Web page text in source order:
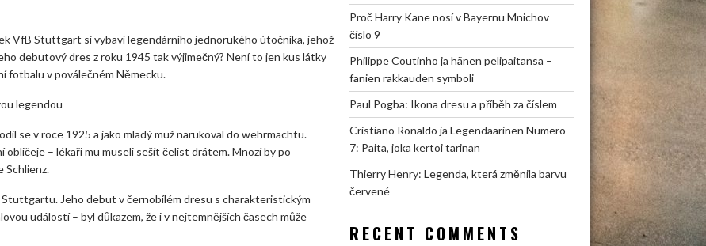
VfB Stuttgart si vybaví legendárního jednorukého útočníka, jehož
debutový dres z roku 1945 tak výjimečný? Není to jen kus látky
fotbalu v poválečném Německu.
legendou
se v roce 1925 a jako mladý muž narukoval do wehrmachtu.
obličeje – lékaři mu museli sešít čelist drátem. Mnozí by po
Schlienz.
Jeho debut v černobílém dresu s charakteristickým
událostí – byl důkazem, že i v nejtemnějších časech může
Proč Harry Kane nosí v Bayernu Mnichov
číslo 9
Philippe Coutinho ja hänen pelipaitansa –
fanien rakkauden symboli
Paul Pogba: Ikona dresu a příběh za číslem
Cristiano Ronaldo ja Legendaarinen Numero
7: Paita, joka kertoi tarinan
Thierry Henry: Legenda, která změnila barvu
červené
RECENT COMMENTS